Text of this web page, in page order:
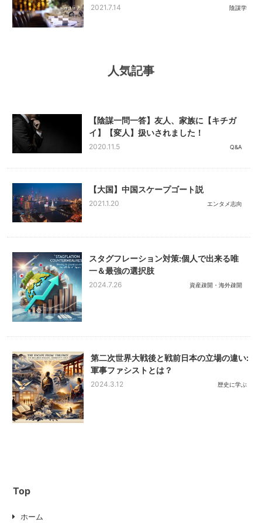
2021.7.14 陰謀学
人気記事
【陰謀一問一答】友人、家族に【キチガ
イ】【変人】扱いされました！
2020.11.5 Q&A
【大国】中国スケープゴート説
2021.1.20 エンタメ志向
スタグフレーション対策:個人で出来る唯
一＆最強の選択肢
2024.7.26 資産疎開・海外疎開
第二次世界大戦後と戦前日本の立場の違い:
軍事ファシストとは？
2024.3.12 歴史に学ぶ
Top
ホーム